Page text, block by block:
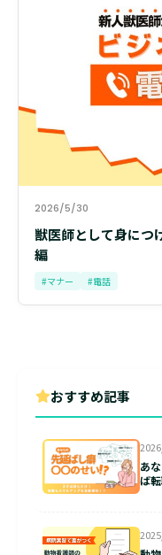
2026/5/30
獣医師として身につ
編
#マナー #電話
おすすめ記事
あ
ば